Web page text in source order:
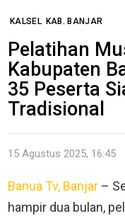
KALSEL KAB. BANJAR
Pelatihan
Kabupaten
35 Peserta
Tradisional
15 Agustus 2025, 16:45
Banua Tv, Banjar –
hampir dua bulan,